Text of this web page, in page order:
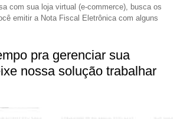
com sua loja virtual (e-commerce), busca os
emitir a Nota Fiscal Eletrônica com alguns
pra gerenciar sua
nossa solução trabalhar